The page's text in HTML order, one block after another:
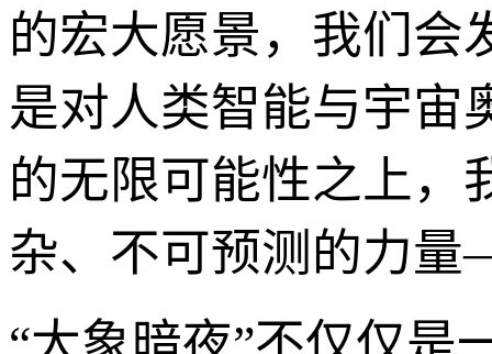
的宏大愿景，我们会
是对人类智能与宇宙
的无限可能性之上
杂、不可预测的力